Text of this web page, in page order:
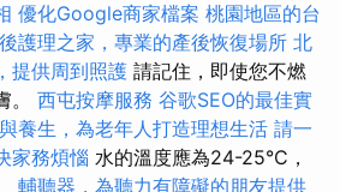
優化Google商家檔案 桃園地區的台
護理之家，專業的產後恢復場所 北
提供周到照護 請記住，即使您不燃
。 西屯按摩服務 谷歌SEO的最佳實
養生，為老年人打造理想生活 請一
家務煩惱 水的溫度應為24-25°C，
輔聽器，為聽力有障礙的朋友提供